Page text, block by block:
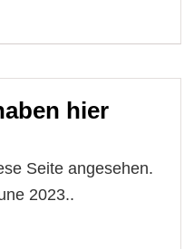
hier
Seite angesehen.
2023..